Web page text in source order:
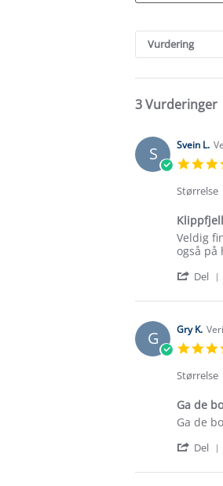
Reviews
Vurdering
3 Vurderinger
S Svein L.
Størrelse
Review
by
L.
3
2026
review
stating
fingerløse
-
pack,
Veldig
også på
Del
G Gry K.
Størrelse
Ga de
Review
Gry
on
review
Ga
bort
Ga de
Del